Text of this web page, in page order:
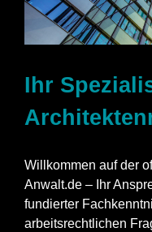
Ihr
Willkommen auf der
Anwalt.de – Ihr
fundierter
arbeitsrechtlichen